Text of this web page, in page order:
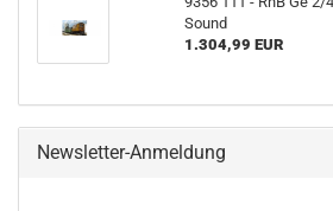
Sound
1.304,99 EUR
Newsletter-Anmeldung